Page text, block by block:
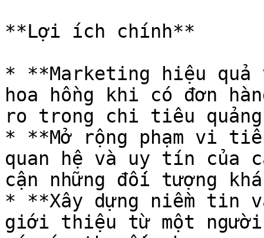
**Lợi ích chính**
* **Marketing hiệu
hoa hồng khi có đơn
ro trong chi tiêu
* **Mở rộng phạm vi
quan hệ và uy tín của
cận những đối tượng
* **Xây dựng niềm tin
giới thiệu từ một